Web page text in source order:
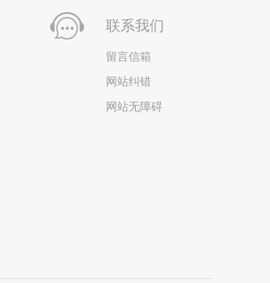
联系我们
留言信箱
网站纠错
网站无障碍